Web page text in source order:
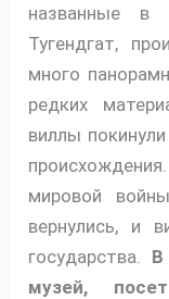
названные в
Тугендгат,
много
редких
виллы
мировой
вернулись, и
государства.
В
музей,